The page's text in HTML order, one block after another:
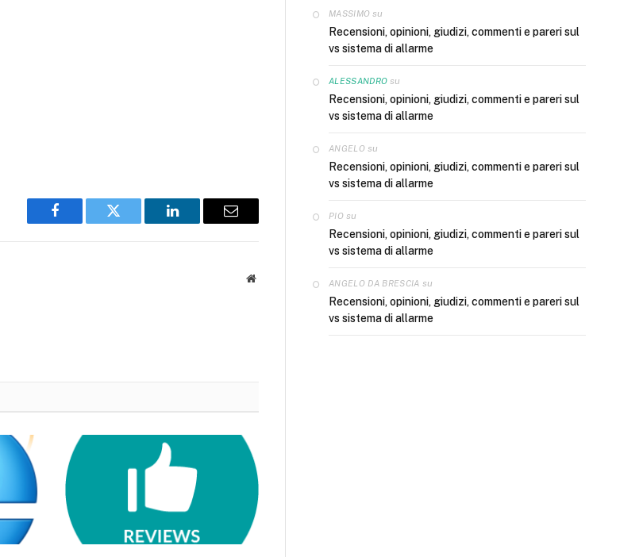
Facebook Twitter LinkedIn Email
Website
MASSIMO su
Recensioni, opinioni, giudizi, commenti e pareri sul
vs sistema di allarme
ALESSANDRO su
Recensioni, opinioni, giudizi, commenti e pareri sul
vs sistema di allarme
ANGELO su
Recensioni, opinioni, giudizi, commenti e pareri sul
vs sistema di allarme
PIO su
Recensioni, opinioni, giudizi, commenti e pareri sul
vs sistema di allarme
ANGELO DA BRESCIA su
Recensioni, opinioni, giudizi, commenti e pareri sul
vs sistema di allarme